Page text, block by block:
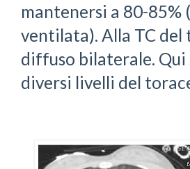
mantenersi a 80-
ventilata). Alla TC del
diffuso bilaterale.
diversi livelli del